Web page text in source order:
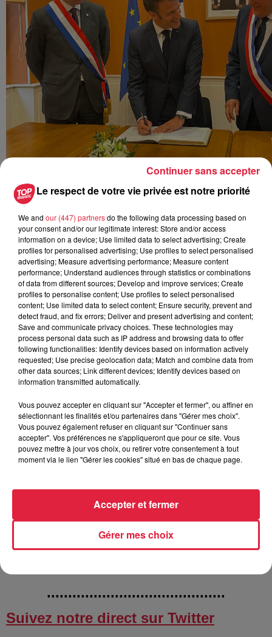
Retour sur la journée / @Top Music - CR
Ecoutez Emmanuel Macron qui s'exprime sur sa réunion
..........................................
Suivez notre direct sur Twitter
Le respect de votre vie privée est notre priorité
We and our (447) partnersdo the following data processing based on
your consent and/or our legitimate interest: Store and/or access
information on a device; Use limited data to select advertising; Create
profiles for personalised advertising; Use profiles to select personalised
advertising; Measure advertising performance; Measure content
performance; Understand audiences through statistics or combinations
of data from different sources; Develop and improve services; Create
profiles to personalise content; Use profiles to select personalised
content; Use limited data to select content; Ensure security, prevent and
detect fraud, and fix errors; Deliver and present advertising and content;
Save and communicate privacy choices. These technologies may
process personal data such as IP address and browsing data to offer
following functionalities: Identify devices based on information actively
requested; Use precise geolocation data; Match and combine data from
other data sources; Link different devices; Identify devices based on
information transmitted automatically.
Vous pouvez accepter en cliquant sur "Accepter et fermer", ou affiner en
sélectionnant les finalités et/ou partenaires dans "Gérer mes choix".
Vous pouvez également refuser en cliquant sur "Continuer sans
accepter". Vos préférences ne s'appliqueront que pour ce site. Vous
pouvez mettre à jour vos choix, ou retirer votre consentement à tout
moment via le lien "Gérer les cookies" situé en bas de chaque page.
Gérer mes choix
Accepter et fermer
Continuer sans accepter